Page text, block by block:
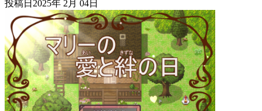
投稿日 2025年 2月 04日